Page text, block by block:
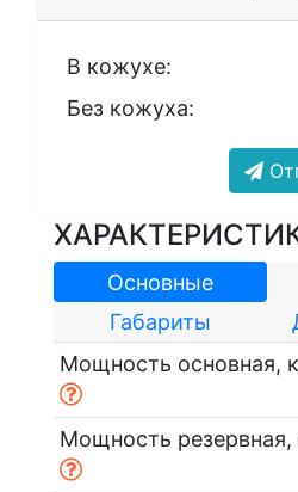
В кожухе:
Без кожуха:
Основные
Габариты
Мощность основная,
Мощность резервная,